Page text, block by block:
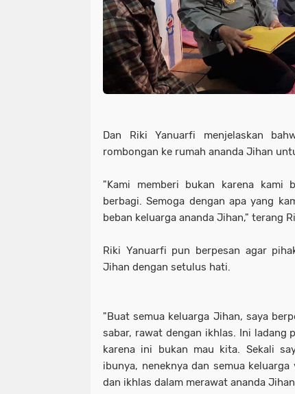
Dan Riki Yanuarfi menjelaskan
rombongan ke rumah ananda Jihan
"Kami memberi bukan karena kami
berbagi. Semoga dengan apa yang
beban keluarga ananda Jihan," terang
Riki Yanuarfi pun berpesan agar
Jihan dengan setulus hati.
"Buat semua keluarga Jihan, saya
sabar, rawat dengan ikhlas. Ini ladang
karena ini bukan mau kita. Sekali
ibunya, neneknya dan semua
dan ikhlas dalam merawat ananda